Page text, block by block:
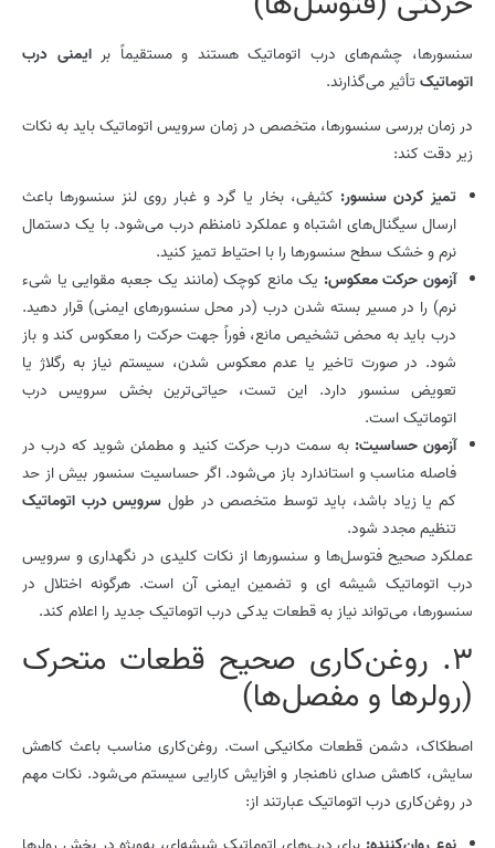
سنسورها، چشم‌های درب اتوماتیک هستند و مستقیماً برایمنی درب
اتوماتیک تأثیر می‌گذارند.
در زمان بررسی سنسورها، متخصص در زمان سرویس اتوماتیک باید به نکات
زیر دقت کند:
تمیز کردن سنسور: کثیفی، بخار یا گرد و غبار روی لنز سنسورها باعث
ارسال سیگنال‌های اشتباه و عملکرد نامنظم درب می‌شود. با یک دستمال
نرم و خشک سطح سنسورها را با احتیاط تمیز کنید.
آزمون حرکت معکوس: یک مانع کوچک (مانند یک جعبه مقوایی یا شیء
نرم) را در مسیر بسته شدن درب (در محل سنسورهای ایمنی) قرار دهید.
درب باید به محض تشخیص مانع، فوراً جهت حرکت را معکوس کند و باز
شود. در صورت تاخیر یا عدم معکوس شدن، سیستم نیاز به رگلاژ یا
تعویض سنسور دارد. این تست، حیاتی‌ترین بخش سرویس درب
اتوماتیک است.
آزمون حساسیت: به سمت درب حرکت کنید و مطمئن شوید که درب در
فاصله مناسب و استاندارد باز می‌شود. اگر حساسیت سنسور بیش از حد
کم یا زیاد باشد، باید توسط متخصص در طول سرویس درب اتوماتیک
تنظیم مجدد شود.
عملکرد صحیح فتوسل‌ها و سنسورها از نکات کلیدی در نگهداری و سرویس
درب اتوماتیک شیشه ای و تضمین ایمنی آن است. هرگونه اختلال در
سنسورها، می‌تواند نیاز به قطعات یدکی درب اتوماتیک جدید را اعلام کند.
3. روغن‌کاری صحیح قطعات متحرک
(رولرها و مفصل‌ها)
اصطکاک، دشمن قطعات مکانیکی است. روغن‌کاری مناسب باعث کاهش
سایش، کاهش صدای ناهنجار و افزایش کارایی سیستم می‌شود. نکات مهم
در روغن‌کاری درب اتوماتیک عبارتند از: